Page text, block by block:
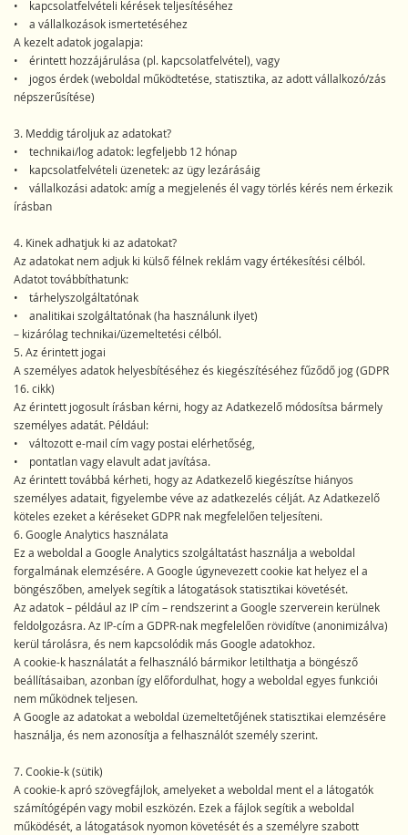
• kapcsolatfelvételi kérések teljesítéséhez
• a vállalkozások ismertetéséhez
A kezelt adatok jogalapja:
• érintett hozzájárulása (pl. kapcsolatfelvétel), vagy
• jogos érdek (weboldal működtetése, statisztika, az adott vállalkozó/zás
népszerűsítése)
3. Meddig tároljuk az adatokat?
• technikai/log adatok: legfeljebb 12 hónap
• kapcsolatfelvételi üzenetek: az ügy lezárásáig
• vállalkozási adatok: amíg a megjelenés él vagy törlés kérés nem érkezik
írásban
4. Kinek adhatjuk ki az adatokat?
Az adatokat nem adjuk ki külső félnek reklám vagy értékesítési célból.
Adatot továbbíthatunk:
• tárhelyszolgáltatónak
• analitikai szolgáltatónak (ha használunk ilyet)
– kizárólag technikai/üzemeltetési célból.
5. Az érintett jogai
A személyes adatok helyesbítéséhez és kiegészítéséhez fűződő jog (GDPR
16. cikk)
Az érintett jogosult írásban kérni, hogy az Adatkezelő módosítsa bármely
személyes adatát. Például:
• változott e-mail cím vagy postai elérhetőség,
• pontatlan vagy elavult adat javítása.
Az érintett továbbá kérheti, hogy az Adatkezelő kiegészítse hiányos
személyes adatait, figyelembe véve az adatkezelés célját. Az Adatkezelő
köteles ezeket a kéréseket GDPR nak megfelelően teljesíteni.
6. Google Analytics használata
Ez a weboldal a Google Analytics szolgáltatást használja a weboldal
forgalmának elemzésére. A Google úgynevezett cookie kat helyez el a
böngészőben, amelyek segítik a látogatások statisztikai követését.
Az adatok – például az IP cím – rendszerint a Google szerverein kerülnek
feldolgozásra. Az IP-cím a GDPR-nak megfelelően rövidítve (anonimizálva)
kerül tárolásra, és nem kapcsolódik más Google adatokhoz.
A cookie-k használatát a felhasználó bármikor letilthatja a böngésző
beállításaiban, azonban így előfordulhat, hogy a weboldal egyes funkciói
nem működnek teljesen.
A Google az adatokat a weboldal üzemeltetőjének statisztikai elemzésére
használja, és nem azonosítja a felhasználót személy szerint.
7. Cookie-k (sütik)
A cookie-k apró szövegfájlok, amelyeket a weboldal ment el a látogatók
számítógépén vagy mobil eszközén. Ezek a fájlok segítik a weboldal
működését, a látogatások nyomon követését és a személyre szabott